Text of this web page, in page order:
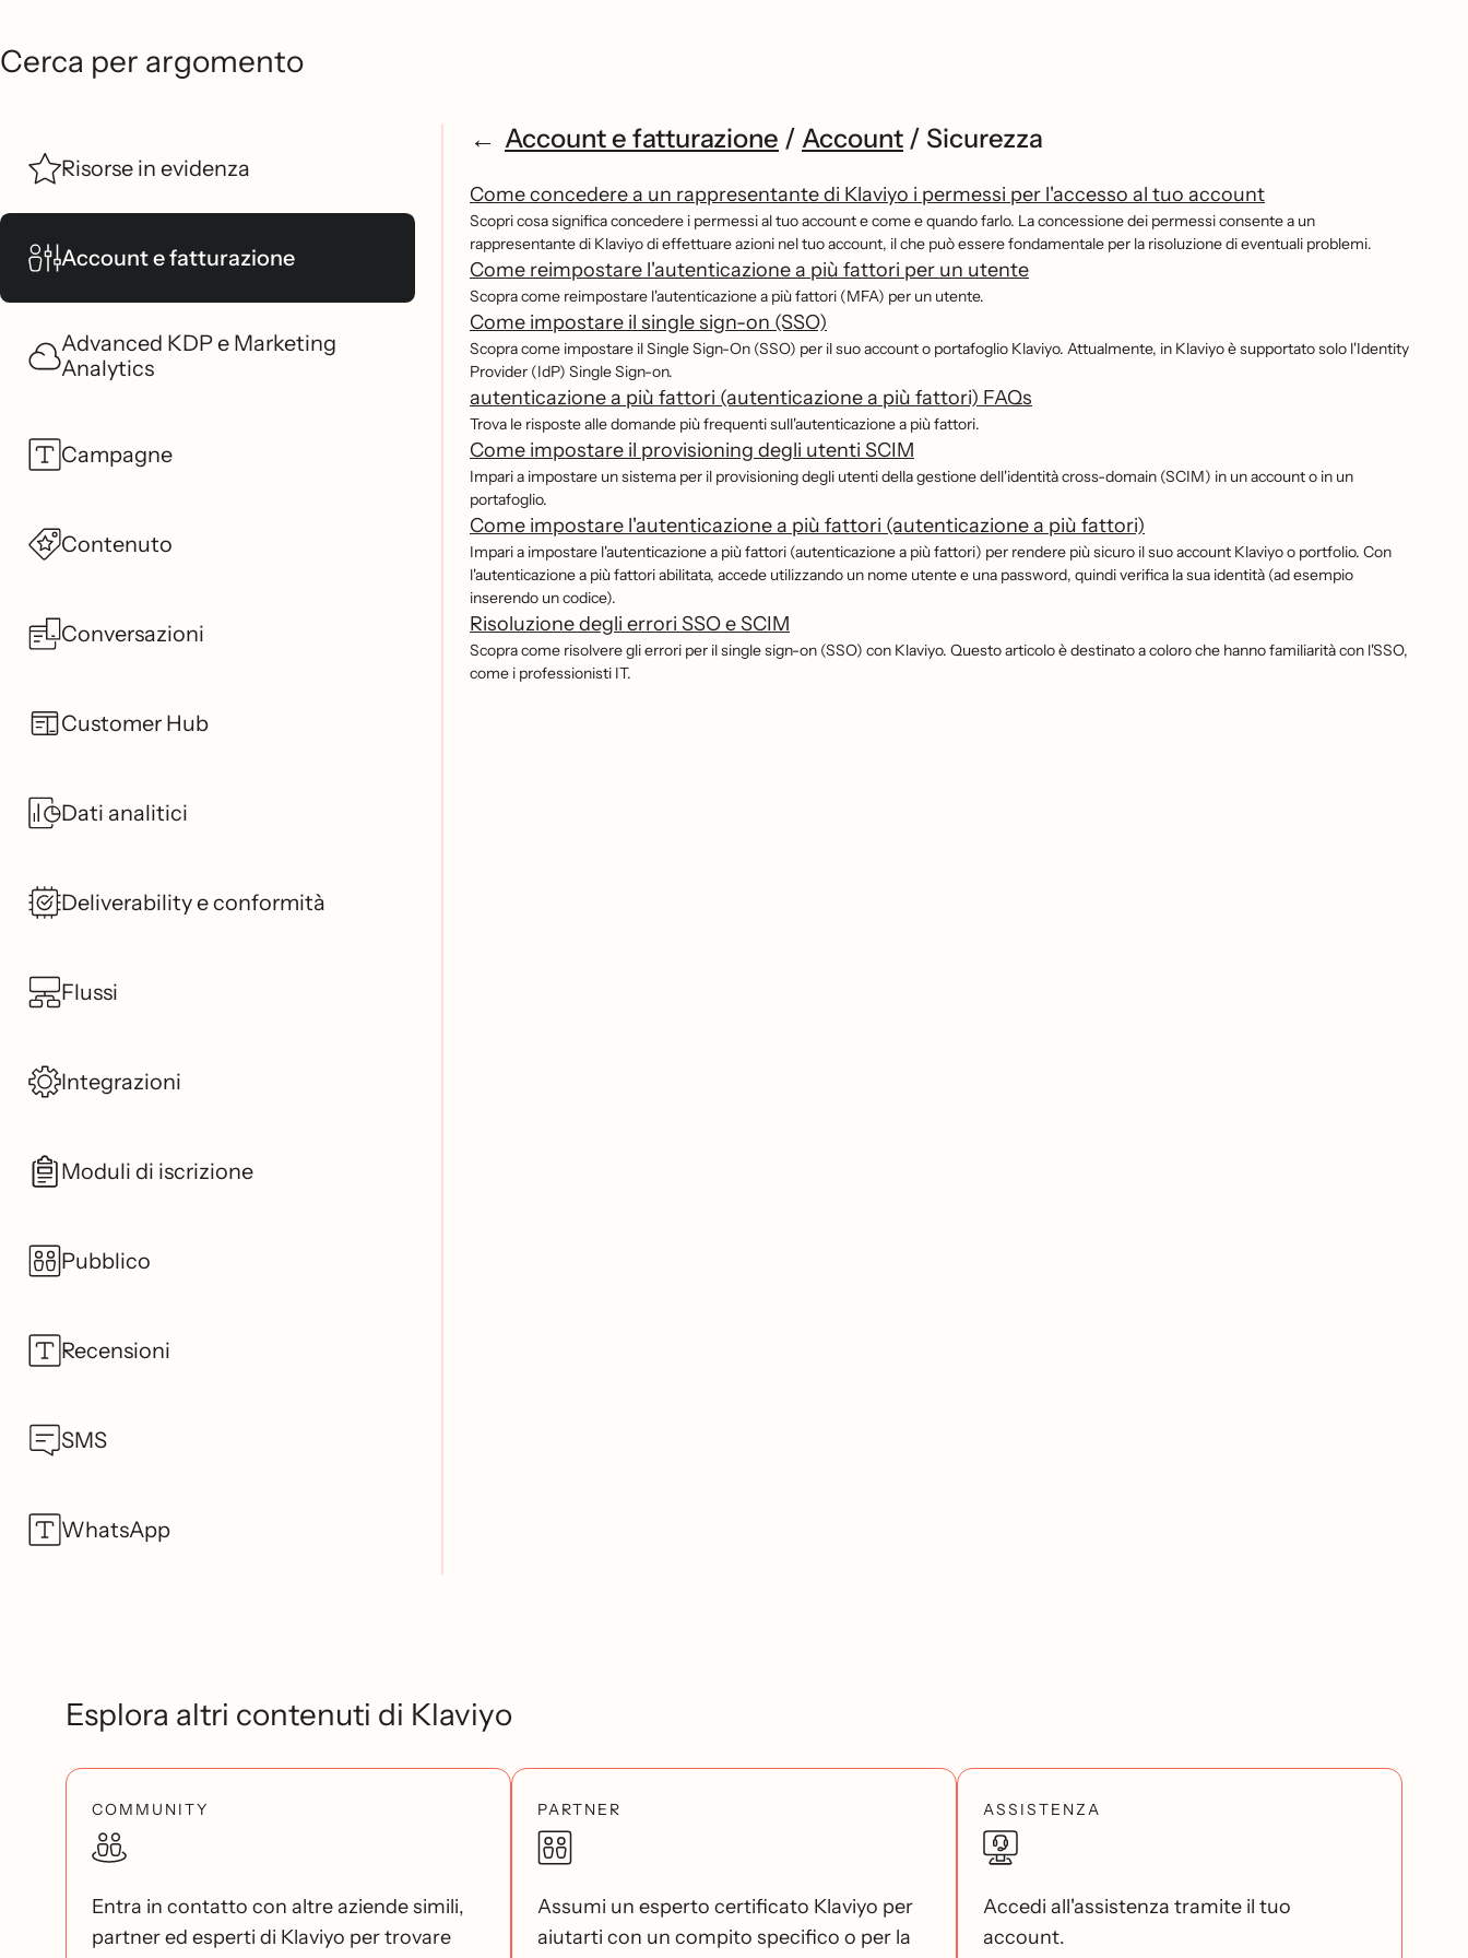
Cerca per argomento
Risorse in evidenza
Account e fatturazione
Advanced KDP e Marketing
Analytics
Campagne
Contenuto
Conversazioni
Customer Hub
Dati analitici
Deliverability e conformità
Flussi
Integrazioni
Moduli di iscrizione
Pubblico
Recensioni
SMS
WhatsApp
Account e fatturazione / Account / Sicurezza
Come concedere a un rappresentante di Klaviyo i permessi per l'accesso al tuo account
Scopri cosa significa concedere i permessi al tuo account e come e quando farlo. La concessione dei permessi consente a un
rappresentante di Klaviyo di effettuare azioni nel tuo account, il che può essere fondamentale per la risoluzione di eventuali problemi.
Come reimpostare l'autenticazione a più fattori per un utente
Scopra come reimpostare l'autenticazione a più fattori (MFA) per un utente.
Come impostare il single sign-on (SSO)
Scopra come impostare il Single Sign-On (SSO) per il suo account o portafoglio Klaviyo. Attualmente, in Klaviyo è supportato solo l'Identity
Provider (IdP) Single Sign-on.
autenticazione a più fattori (autenticazione a più fattori) FAQs
Trova le risposte alle domande più frequenti sull'autenticazione a più fattori.
Come impostare il provisioning degli utenti SCIM
Impari a impostare un sistema per il provisioning degli utenti della gestione dell'identità cross-domain (SCIM) in un account o in un
portafoglio.
Come impostare l'autenticazione a più fattori (autenticazione a più fattori)
Impari a impostare l'autenticazione a più fattori (autenticazione a più fattori) per rendere più sicuro il suo account Klaviyo o portfolio. Con
l'autenticazione a più fattori abilitata, accede utilizzando un nome utente e una password, quindi verifica la sua identità (ad esempio
inserendo un codice).
Risoluzione degli errori SSO e SCIM
Scopra come risolvere gli errori per il single sign-on (SSO) con Klaviyo. Questo articolo è destinato a coloro che hanno familiarità con l'SSO,
come i professionisti IT.
Esplora altri contenuti di Klaviyo
COMMUNITY
Entra in contatto con altre aziende simili,
partner ed esperti di Klaviyo per trovare
PARTNER
Assumi un esperto certificato Klaviyo per
aiutarti con un compito specifico o per la
ASSISTENZA
Accedi all'assistenza tramite il tuo
account.